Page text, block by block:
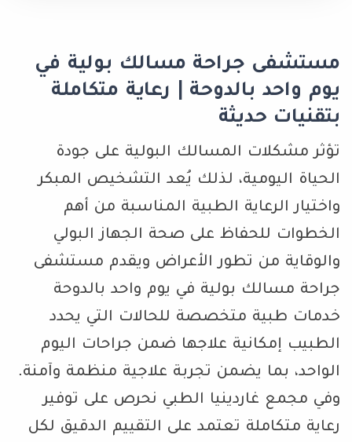
مستشفى جراحة مسالك بولية في
يوم واحد بالدوحة | رعاية متكاملة
بتقنيات حديثة
تؤثر مشكلات المسالك البولية على جودة
الحياة اليومية، لذلك يُعد التشخيص المبكر
واختيار الرعاية الطبية المناسبة من أهم
الخطوات للحفاظ على صحة الجهاز البولي
والوقاية من تطور الأعراض ويقدم مستشفى
جراحة مسالك بولية في يوم واحد بالدوحة
خدمات طبية متخصصة للحالات التي يحدد
الطبيب إمكانية علاجها ضمن جراحات اليوم
الواحد، بما يضمن تجربة علاجية منظمة وآمنة.
وفي مجمع غاردينيا الطبي نحرص على توفير
رعاية متكاملة تعتمد على التقييم الدقيق لكل